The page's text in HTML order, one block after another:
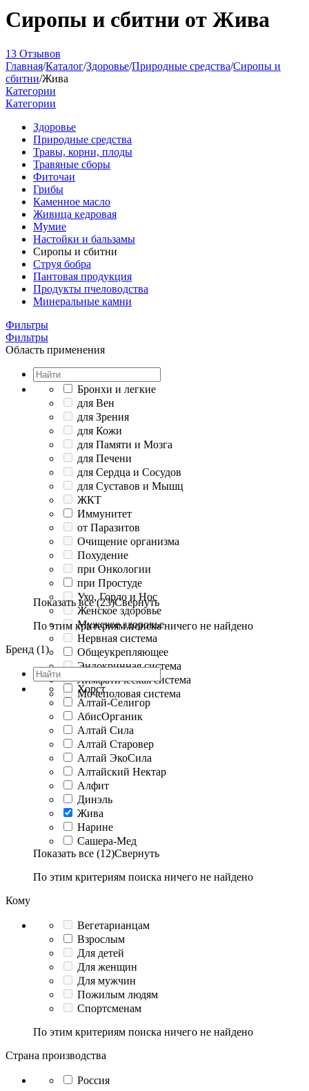
Сиропы и сбитни от Жива
13 Отзывов
Главная/Каталог/Здоровье/Природные средства/Сиропы и
сбитни/Жива
Категории
Категории
Здоровье
Природные средства
Травы, корни, плоды
Травяные сборы
Фиточаи
Грибы
Каменное масло
Живица кедровая
Мумие
Настойки и бальзамы
Сиропы и сбитни
Струя бобра
Пантовая продукция
Продукты пчеловодства
Минеральные камни
Фильтры
Фильтры
Область применения
Бронхи и легкие
для Вен
для Зрения
для Кожи
для Памяти и Мозга
для Печени
для Сердца и Сосудов
для Суставов и Мышц
ЖКТ
Иммунитет
от Паразитов
Очищение организма
Похудение
при Онкологии
при Простуде
Ухо, Горло и Нос
Женское здоровье
Мужское здоровье
Нервная система
Общеукрепляющее
Эндокринная система
Лимфатическая система
Мочеполовая система
Показать все (23)Свернуть
По этим критериям поиска ничего не найдено
Бренд (1)
Хорст
Алтай-Селигор
АбисОрганик
Алтай Сила
Алтай Старовер
Алтай ЭкоСила
Алтайский Нектар
Алфит
Динэль
Жива
Нарине
Сашера-Мед
Показать все (12)Свернуть
По этим критериям поиска ничего не найдено
Кому
Вегетарианцам
Взрослым
Для детей
Для женщин
Для мужчин
Пожилым людям
Спортсменам
По этим критериям поиска ничего не найдено
Страна производства
Россия